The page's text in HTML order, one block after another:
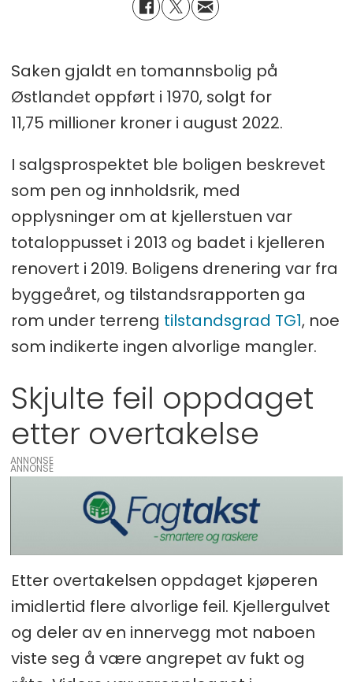
Saken gjaldt en tomannsbolig på
Østlandet oppført i 1970, solgt for
11,75 millioner kroner i august 2022.
I salgsprospektet ble boligen beskrevet
som pen og innholdsrik, med
opplysninger om at kjellerstuen var
totaloppusset i 2013 og badet i kjelleren
renovert i 2019. Boligens drenering var fra
byggeåret, og tilstandsrapporten ga
rom under terreng tilstandsgrad TG1, noe
som indikerte ingen alvorlige mangler.
Skjulte feil oppdaget
etter overtakelse
ANNONSE
Etter overtakelsen oppdaget kjøperen
imidlertid flere alvorlige feil. Kjellergulvet
og deler av en innervegg mot naboen
viste seg å være angrepet av fukt og